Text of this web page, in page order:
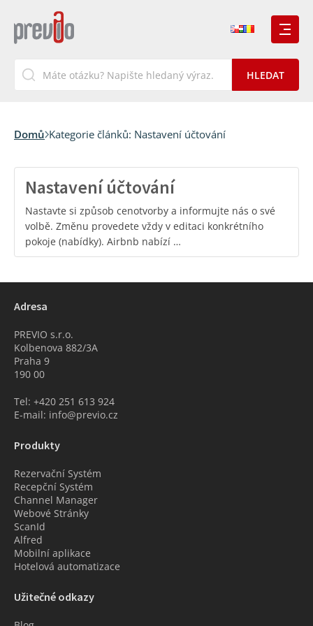
Domů Kategorie článků: Nastavení účtování
Nastavení účtování
Nastavte si způsob cenotvorby a informujte nás o své
volbě. Změnu provedete vždy v editaci konkrétního
pokoje (nabídky). Airbnb nabízí …
Adresa
PREVIO s.r.o.
Kolbenova 882/3A
Praha 9
190 00
Tel: +420 251 613 924
E-mail: info@previo.cz
Produkty
Rezervační Systém
Recepční Systém
Channel Manager
Webové Stránky
ScanId
Alfred
Mobilní aplikace
Hotelová automatizace
Užitečné odkazy